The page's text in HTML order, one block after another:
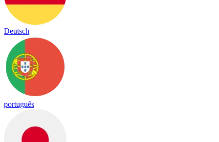
Deutsch
português